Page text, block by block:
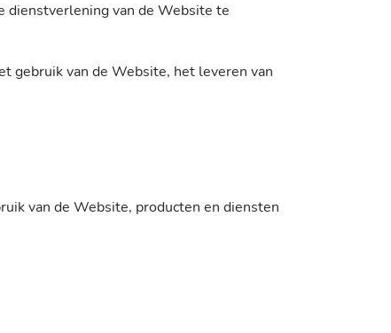
dienstverlening van de Website te
gebruik van de Website, het leveren van
van de Website, producten en diensten